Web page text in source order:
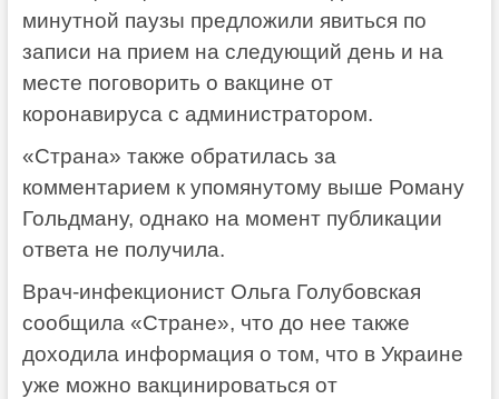
минутной паузы предложили явиться по
записи на прием на следующий день и на
месте поговорить о вакцине от
коронавируса с администратором.
«Страна» также обратилась за
комментарием к упомянутому выше Роману
Гольдману, однако на момент публикации
ответа не получила.
Врач-инфекционист Ольга Голубовская
сообщила «Стране», что до нее также
доходила информация о том, что в Украине
уже можно вакцинироваться от